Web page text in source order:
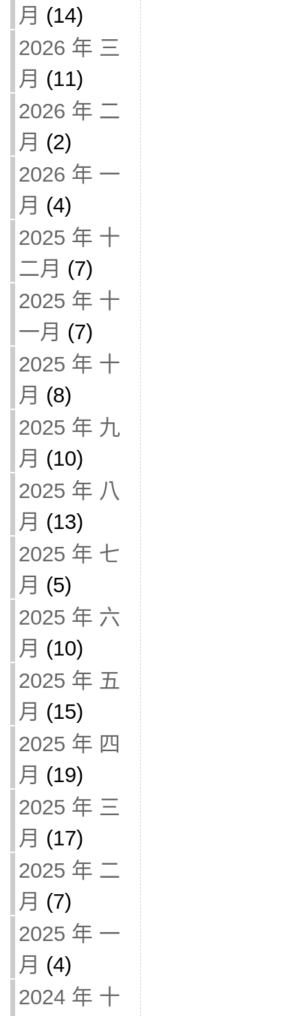
月 (14)
2026 年 三
月 (11)
2026 年 二
月 (2)
2026 年 一
月 (4)
2025 年 十
二月 (7)
2025 年 十
一月 (7)
2025 年 十
月 (8)
2025 年 九
月 (10)
2025 年 八
月 (13)
2025 年 七
月 (5)
2025 年 六
月 (10)
2025 年 五
月 (15)
2025 年 四
月 (19)
2025 年 三
月 (17)
2025 年 二
月 (7)
2025 年 一
月 (4)
2024 年 十